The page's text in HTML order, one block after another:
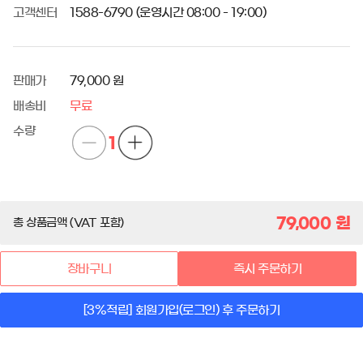
고객센터 1588-6790 (운영시간 08:00 - 19:00)
판매가 79,000 원
배송비 무료
수량
1
총 상품금액 (VAT 포함) 79,000원
장바구니 즉시 주문하기
[3%적립] 회원가입(로그인) 후 주문하기